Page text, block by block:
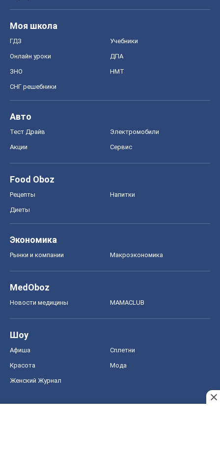
Моя школа
ГДЗ Учебники
Онлайн уроки ДПА
ЗНО НМТ
СНГ решебники
Авто
Тест Драйв Электромобили
Акции Сервис
Food Oboz
Рецепты Напитки
Диеты
Экономика
Рынки и компании Mакроэкономика
MedOboz
Новости медицины MAMACLUB
Шоу
Афиша Сплетни
Красота Мода
Женский Журнал